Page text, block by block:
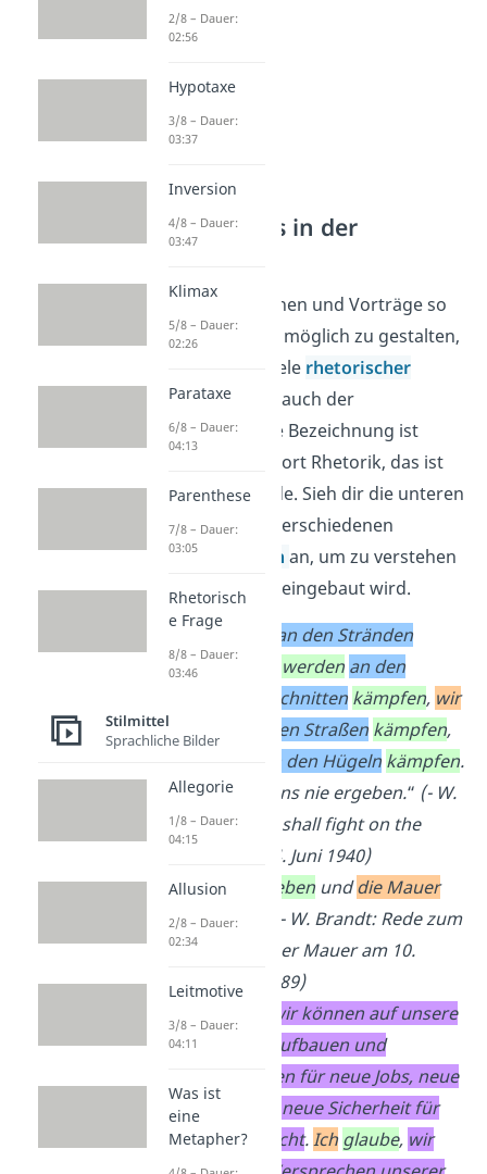
Parallelismus in der
Rhetorik
Um ihre Ansprachen und Vorträge so
ansprechend wie möglich zu gestalten,
nutzen Redner viele rhetorischer
Mittel, darunter auch der
Parallelismus. Die Bezeichnung ist
abgeleitet vom Wort Rhetorik, das ist
die Kunst der Rede. Sieh dir die unteren
Ausschnitte aus verschiedenen
politischen
Redenan, um zu verstehen
wie das Stilmittel eingebaut wird.
werden
an den Stränden
kämpfen
werden an den
Landungsabschnitten kämpfen, wir
werden
auf den Straßen kämpfen,
in den Hügeln kämpfen.
Wirwerden uns nie ergeben.“ (- W.
Churchill: We shall fight on the
beaches am 4. Juni 1940)
„Berlin wird leben unddie Mauer
wird fallen
.“ (- W. Brandt: Rede zum
Fall der Berliner Mauer am 10.
November 1989)
wir können auf unsere
Fortschritte aufbauen und
weiterkämpfen für neue Jobs, neue
Chancen und neue Sicherheit für
die Mittelschicht.Ich glaube, wir
2/8 – Dauer:
02:56
Hypotaxe
3/8 – Dauer:
03:37
Inversion
4/8 – Dauer:
03:47
Klimax
5/8 – Dauer:
02:26
Parataxe
6/8 – Dauer:
04:13
Parenthese
7/8 – Dauer:
03:05
Rhetorisch
e Frage
8/8 – Dauer:
03:46
Stilmittel
Sprachliche Bilder
Allegorie
1/8 – Dauer:
04:15
Allusion
2/8 – Dauer:
02:34
Leitmotive
3/8 – Dauer:
04:11
Was ist
eine
Metapher?